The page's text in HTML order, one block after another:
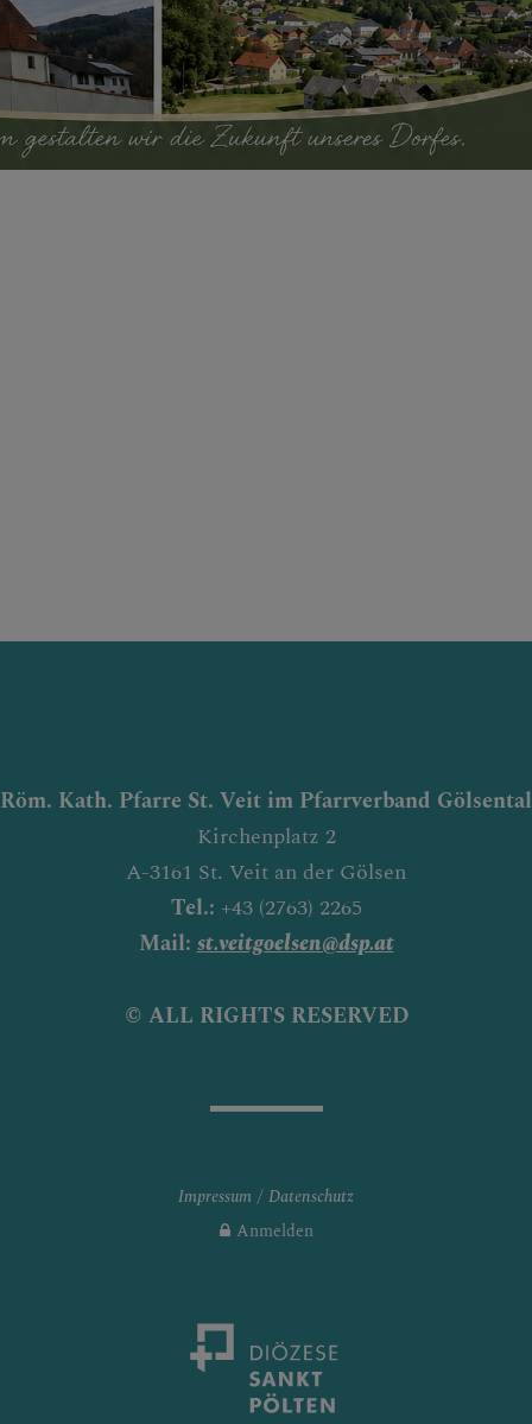
Röm. Kath. Pfarre St. Veit im Pfarrverband Gölsental
Kirchenplatz 2
A-3161 St. Veit an der Gölsen
Tel.: +43 (2763) 2265
Mail: st.veitgoelsen@dsp.at
© ALL RIGHTS RESERVED
Impressum
Datenschutz
Anmelden